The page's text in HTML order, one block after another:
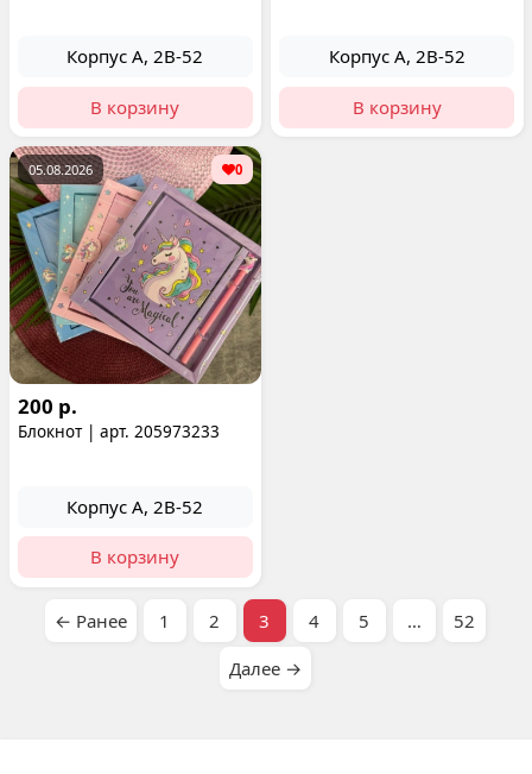
Корпус А, 2В-52
В корзину
Корпус А, 2В-52
В корзину
05.08.2026 0
200 р.
Блокнот | арт. 205973233
Корпус А, 2В-52
В корзину
← Ранее 1 2 3 4 5 …
52
Далее →